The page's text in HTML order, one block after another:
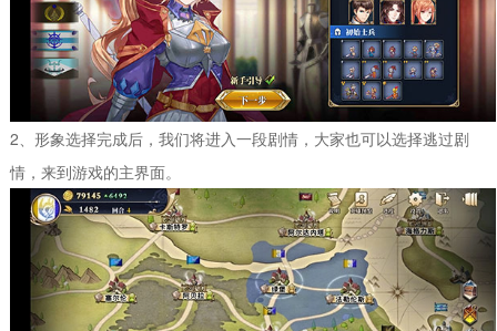
2、形象选择完成后，我们将进入一段剧情，大家也可以选择逃过剧
情，来到游戏的主界面。